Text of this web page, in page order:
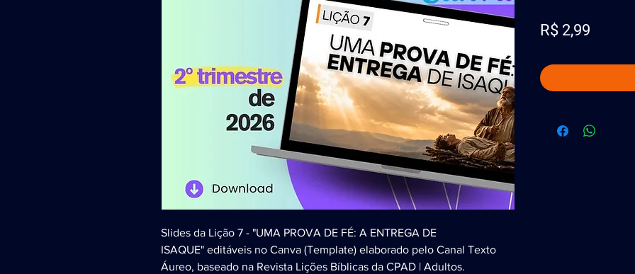
Slides da Lição 7 - "UMA PROVA DE FÉ: A ENTREGA DE
ISAQUE" editáveis no Canva (Template) elaborado pelo Canal Texto
Áureo, baseado na Revista Lições Bíblicas da CPAD | Adultos.
R$ 2,99